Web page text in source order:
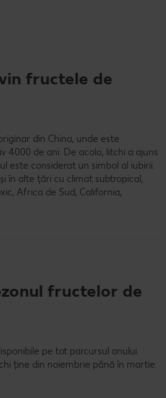
fructele de
din China, unde este
4000 de ani. De acolo, litchi a ajuns
este considerat un simbol al iubirii.
în alte țări cu climat subtropical,
Africa de Sud, California,
fructelor de
pe tot parcursul anului.
ține din noiembrie până în martie.